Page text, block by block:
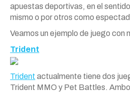
apuestas deportivas, en el
mismo o por otros como
Veamos un ejemplo de juego con
Trident
Trident actualmente tiene dos
Trident MMO y Pet Battles.